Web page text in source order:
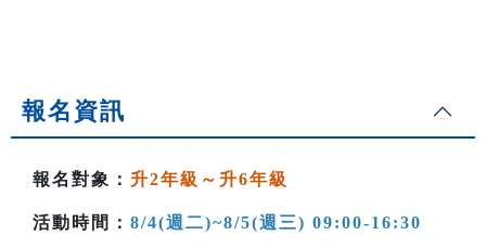
報名資訊
報名對象： 升2年級～升6年級
活動時間： 8/4(週二)~8/5(週三) 09:00-16:30